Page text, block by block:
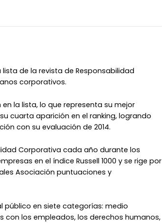
de la revista de Responsabilidad
corporativos.
la lista, lo que representa su mejor
cuarta aparición en el ranking, logrando
con su evaluación de 2014.
Corporativa cada año durante los
en el índice Russell 1000 y se rige por
Asociación puntuaciones y
público en siete categorías: medio
los empleados, los derechos humanos,